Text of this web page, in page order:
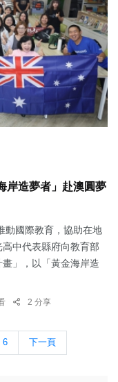
岸造夢者」赴澳圓夢
動國際教育，協助在地
中代表縣府向教育部
」，以「黃金海岸造
2 分享
6 下一頁